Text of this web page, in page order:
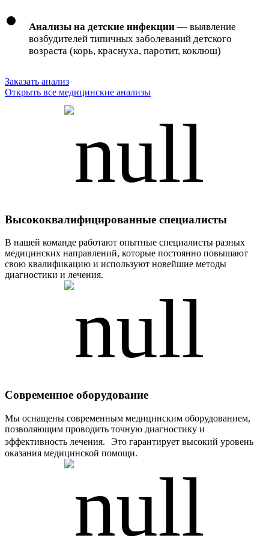
Анализы на детские инфекции — выявление
возбудителей типичных заболеваний детского
возраста (корь, краснуха, паротит, коклюш)
Заказать анализ
Открыть все медицинские анализы
Высококвалифицированные специалисты
В нашей команде работают опытные специалисты разных
медицинских направлений, которые постоянно повышают
свою квалификацию и используют новейшие методы
диагностики и лечения.
Современное оборудование
Мы оснащены современным медицинским оборудованием,
позволяющим проводить точную диагностику и
эффективность лечения. Это гарантирует высокий уровень
оказания медицинской помощи.